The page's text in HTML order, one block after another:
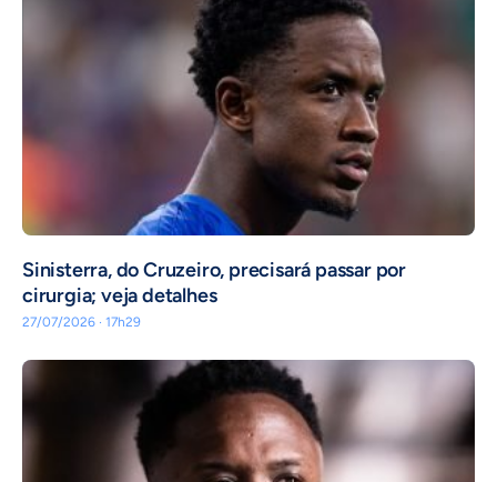
Sinisterra, do Cruzeiro, precisará passar por
cirurgia; veja detalhes
27/07/2026 · 17h29